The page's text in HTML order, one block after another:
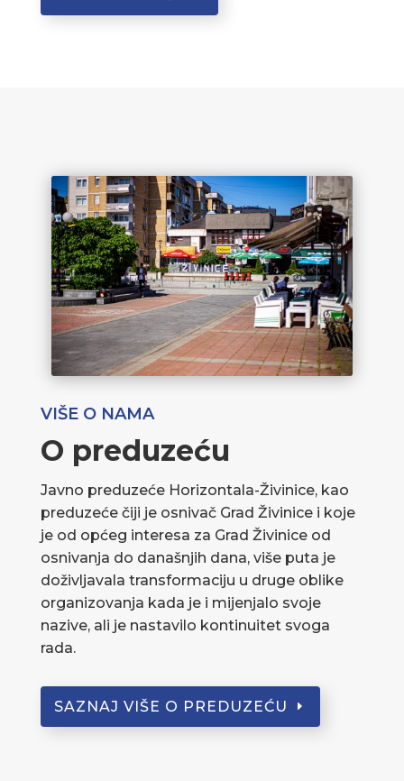
VIŠE O NAMA
O preduzeću
Javno preduzeće Horizontala-Živinice, kao
preduzeće čiji je osnivač Grad Živinice i koje
je od općeg interesa za Grad Živinice od
osnivanja do današnjih dana, više puta je
doživljavala transformaciju u druge oblike
organizovanja kada je i mijenjalo svoje
nazive, ali je nastavilo kontinuitet svoga
rada.
SAZNAJ VIŠE O PREDUZEĆU